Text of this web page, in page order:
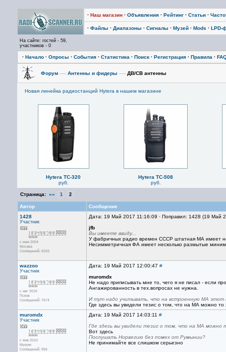
· Наш магазин · Объявления · Рейтинг · Статьи ·
· Файлы · Диапазоны · Сигналы · Музей · Mods · LPD-
На сайте: гостей - 59,
участников - 0
· Начало · Опросы · События · Статистика · Поиск · Регистрация · Правила ·
Форум —› Антенны и фидеры —› ДВ/СВ антенны
Новая линейка радиостанций Hytera в нашем магазине
Hytera TC-320
руб.
Hytera TC-508
руб.
Страница: «« 1 2
Автор
Сообщение
1428
Участник
с мая 2004
Москва
Сообщений: 6333
Дата: 19 Май 2017 11:16:09 · Поправил: 1428 (19 Май
jfb
Вы имеете ввиду...
У фабричных радио времен СССР штатная МА имеет
Несимметричная ФА имеет несколько размытые
wazzoo
Участник
с авг 2016
Псков
Сообщений: 7674
Дата: 19 Май 2017 12:00:47 #
muromdx
Не надо приписывать мне то, чего я не писал - если
Ангажированность в тех.вопросах не нужна.
И тут надо учитывать, что на встроенную МА этот
Где здесь вы увидели тезис о том, что на МА можно
muromdx
Участник
с янв 2010
Муром
Сообщений: 994
Дата: 19 Май 2017 14:03:11 #
Где здесь вы увидели тезис о том, что на МА можно
Вот здесь
Послушать Норвегию без помех от Румынии?
Не принимайте все слишком серьезно